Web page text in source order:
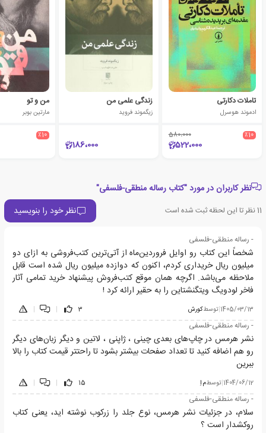
تاملات دکارتی
ادموند هوسرل
٪10 580،000
522،000
زندگی علمی من
زیگموند فروید
186،000
من و تو
مارتین بوبر
٪10
نظر کاربران در مورد "کتاب رساله منطقی-فلسفی"
11نظر تا این لحظه ثبت شده است نظر خود را بنویسید
- رساله منطقی-فلسفی
شخصاً این کتاب رو اوایل فروردین‌ماه از آتی‌ترین کتب‌فروشی به ازای دو
میلیون ریال خریداری کردم، اکنون که دوازده میلیون ریال شده است قابل
ملاحظه می‌باشد. اگرچه همان موقع کتب‌فروش پیشنهاد خرید تمامی آثار
فاخر لودویگ ویتگنشتاین را به حقیر ارائه کرد !
1405/03/13
|توسطکورش 3
|
|
- رساله منطقی-فلسفی
نشر هرمس در چاپ‌های بعدی چینی ، ژاپنی ، لاتین و دیگر زبان‌های دیگر
رو هم اضافه کنید تا تعداد صفحات بیشتر بشود تا راحتتر قیمت کتاب را بالا
ببرین
1404/06/12
|توسطم اِ 15
|
|
- رساله منطقی-فلسفی
سلام، در جزئیات نشر هرمس، نوع جلد را زرکوب نوشته اید، یعنی کتاب
روکشدار است ؟